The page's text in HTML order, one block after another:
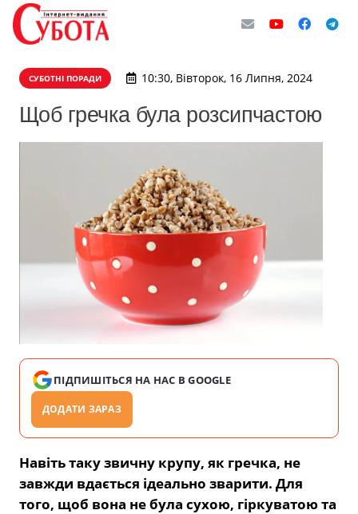
СУБОТНІ ПОРАДИ 10:30, Вівторок, 16 Липня, 2024
Щоб гречка була розсипчастою
ПІДПИШІТЬСЯ НА НАС В GOOGLE
ДОДАТИ ЗАРАЗ
Навіть таку звичну крупу, як гречка, не
завжди вдається ідеально зварити. Для
того, щоб вона не була сухою, гіркуватою та